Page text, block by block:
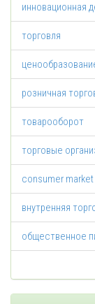
инновационная
торговля
розничная
товарооборот
торговые
consumer market
внутренняя
общественное